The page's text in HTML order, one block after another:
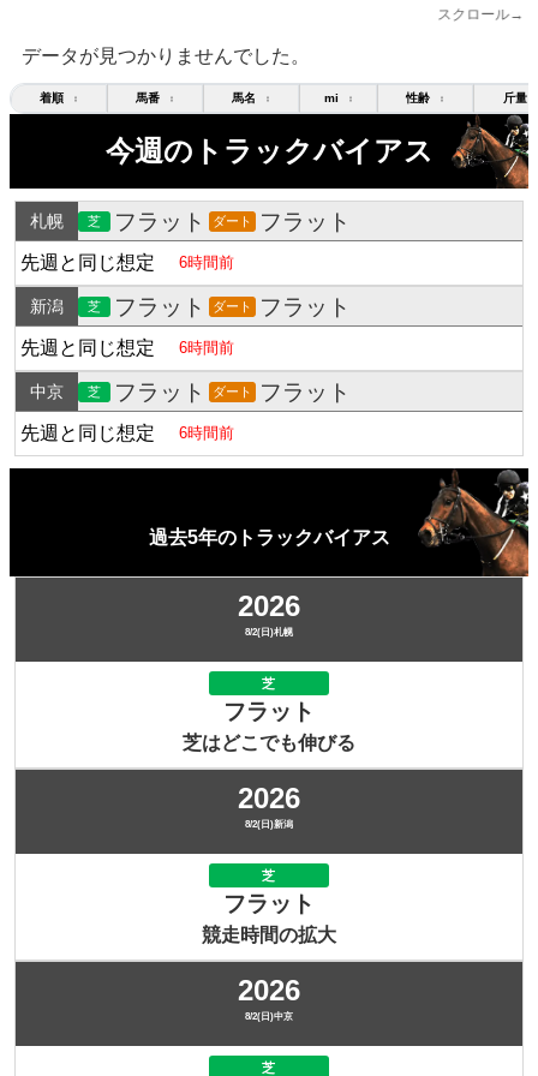
スクロール→
データが見つかりませんでした。
着順 ↕ 馬番 ↕ 馬名 ↕ mi ↕ 性齢 ↕ 斤量
今週のトラックバイアス
札幌 芝 フラット ダート フラット
先週と同じ想定 6時間前
新潟 芝 フラット ダート フラット
先週と同じ想定 6時間前
中京 芝 フラット ダート フラット
先週と同じ想定 6時間前
過去5年のトラックバイアス
2026
8/2(日)札幌
芝
フラット
芝はどこでも伸びる
2026
8/2(日)新潟
芝
フラット
競走時間の拡大
2026
8/2(日)中京
芝